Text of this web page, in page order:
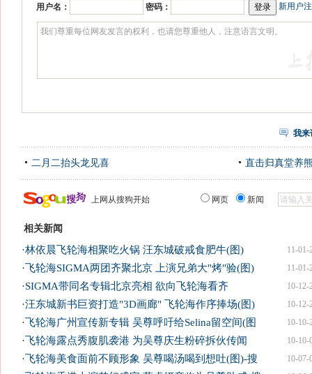
用户名： 密码： 新用户
我来
二月二抬头龙见喜 直击归真堂养
上网从搜狗开始 网页 新闻
相关新闻
11-01-
·林依晨飞轮海相聚吃火锅 汪东城破戒食肥牛(图)
11-01-
·飞轮海SIGMA两团齐聚北京 上演兄弟大"烤"验(图)
10-12-
·SIGMA带同名专辑北京亮相 欲向飞轮海看齐
10-12-
·汪东城新书巨资打造"3D画廊" 飞轮海作序捧场(图)
10-10-
·飞轮海广州宣传新专辑 吴尊呼吁给Selina留空间(图
10-10-
·飞轮海露点秀腹肌袭港 为吴尊庆生粉碎拆伙传闻
10-07-
·飞轮海美食面前不顾形象 吴尊喝汤喝到想吐(图)-搜